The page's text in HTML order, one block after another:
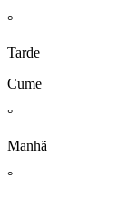
°
Tarde
Cume
°
Manhã
°